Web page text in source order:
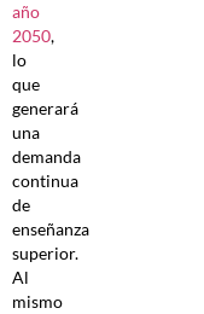
año
2050,
lo
que
generará
una
demanda
continua
de
enseñanza
superior.
Al
mismo